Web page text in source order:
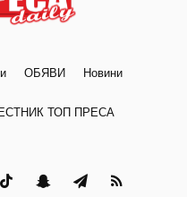
ОБЯВИ Новини
ТОП ПРЕСА